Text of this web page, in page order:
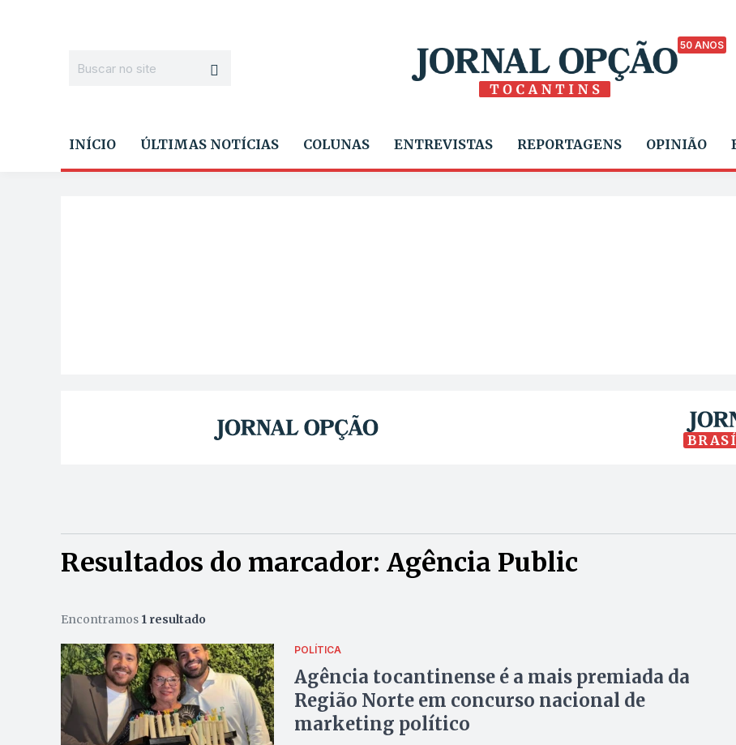
50 ANOS
INÍCIO ÚLTIMAS NOTÍCIAS COLUNAS ENTREVISTAS REPORTAGENS OPINIÃO
Resultados do marcador: Agência Public
Encontramos 1 resultado
POLÍTICA
Agência tocantinense é a mais premiada da
Região Norte em concurso nacional de
marketing político